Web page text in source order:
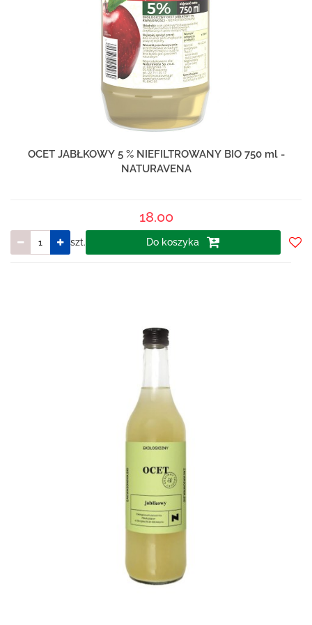
OCET JABŁKOWY 5 % NIEFILTROWANY BIO 750 ml -
NATURAVENA
18.00
szt. Do koszyka